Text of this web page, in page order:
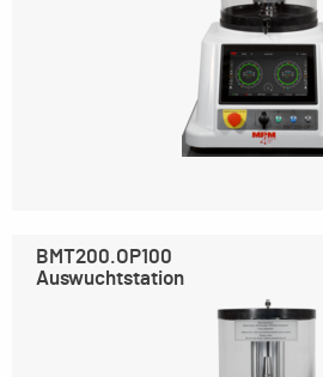
BMT200.OP100
Auswuchtstation